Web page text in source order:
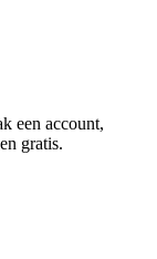
een account,
gratis.